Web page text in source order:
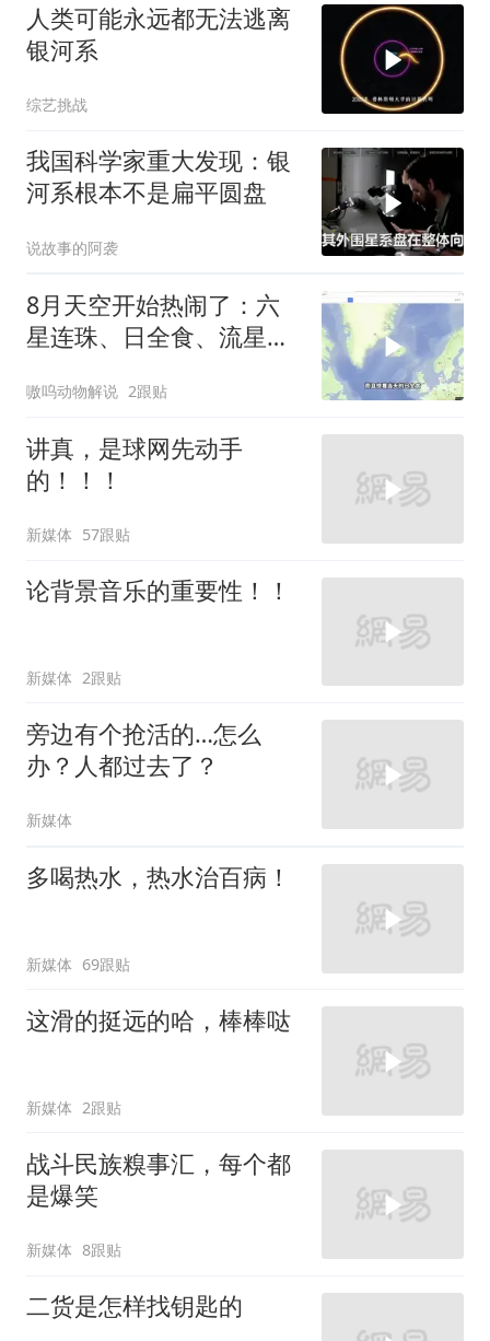
人类可能永远都无法逃离
银河系
综艺挑战
我国科学家重大发现：银
河系根本不是扁平圆盘
说故事的阿袭
8月天空开始热闹了：六
星连珠、日全食、流星雨
嗷呜动物解说 2跟贴
讲真，是球网先动手
的！！！
新媒体 57跟贴
论背景音乐的重要性！！
新媒体 2跟贴
旁边有个抢活的…怎么
办？人都过去了？
新媒体
多喝热水，热水治百病！
新媒体 69跟贴
这滑的挺远的哈，棒棒哒
新媒体 2跟贴
战斗民族糗事汇，每个都
是爆笑
新媒体 8跟贴
二货是怎样找钥匙的